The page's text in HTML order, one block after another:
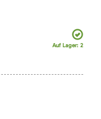
Auf Lager: 2